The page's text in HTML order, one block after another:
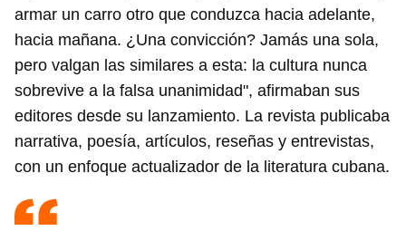
armar un carro otro que conduzca hacia adelante,
hacia mañana. ¿Una convicción? Jamás una sola,
pero valgan las similares a esta: la cultura nunca
sobrevive a la falsa unanimidad", afirmaban sus
editores desde su lanzamiento. La revista publicaba
narrativa, poesía, artículos, reseñas y entrevistas,
con un enfoque actualizador de la literatura cubana.